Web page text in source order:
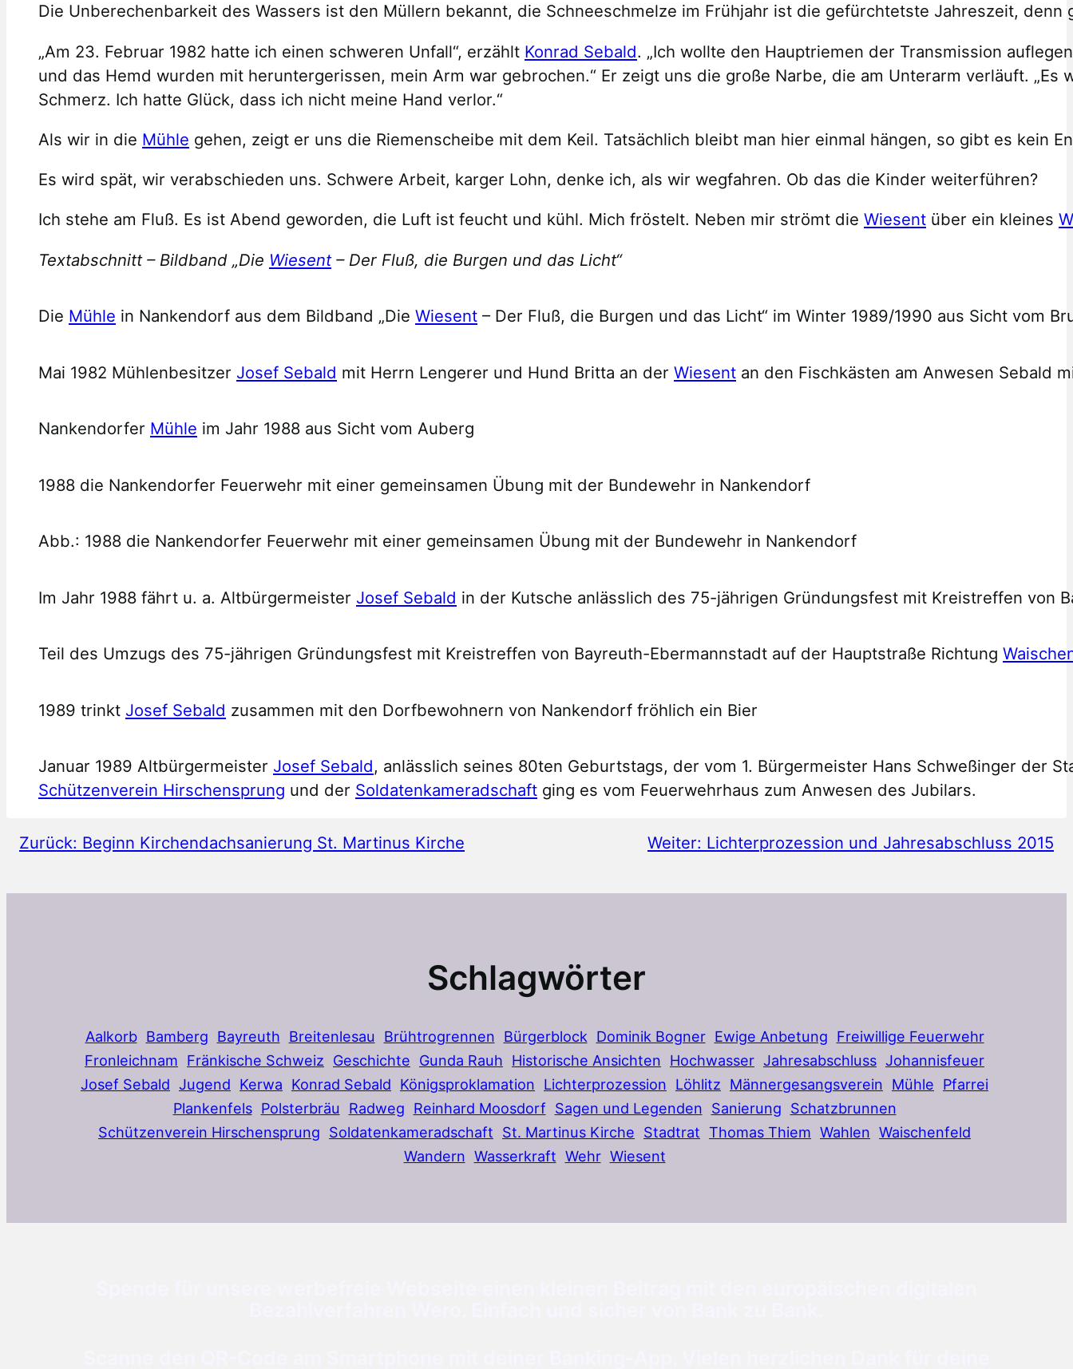
Die Unberechenbarkeit des Wassers ist den Müllern bekannt, die Schneeschmelze im Frühjahr ist die gefürchtetste Jahreszeit,
„Am 23. Februar 1982 hatte ich einen schweren Unfall“, erzählt Konrad Sebald. „Ich wollte den Hauptriemen der Transmission
und das Hemd wurden mit heruntergerissen, mein Arm war gebrochen.“ Er zeigt uns die große Narbe, die am Unterarm verläuft.
Schmerz. Ich hatte Glück, dass ich nicht meine Hand verlor.“
Als wir in die Mühle gehen, zeigt er uns die Riemenscheibe mit dem Keil. Tatsächlich bleibt man hier einmal hängen, so gibt es kein
Es wird spät, wir verabschieden uns. Schwere Arbeit, karger Lohn, denke ich, als wir wegfahren. Ob das die Kinder weiterführen?
Ich stehe am Fluß. Es ist Abend geworden, die Luft ist feucht und kühl. Mich fröstelt. Neben mir strömt die Wiesent über ein kleines
Textabschnitt – Bildband „Die Wiesent– Der Fluß, die Burgen und das Licht“
Die Mühle in Nankendorf aus dem Bildband „Die Wiesent – Der Fluß, die Burgen und das Licht“ im Winter 1989/1990 aus Sicht vom
Mai 1982 Mühlenbesitzer Josef Sebald mit Herrn Lengerer und Hund Britta an der Wiesent an den Fischkästen am Anwesen Sebald
Nankendorfer Mühle im Jahr 1988 aus Sicht vom Auberg
1988 die Nankendorfer Feuerwehr mit einer gemeinsamen Übung mit der Bundewehr in Nankendorf
Abb.: 1988 die Nankendorfer Feuerwehr mit einer gemeinsamen Übung mit der Bundewehr in Nankendorf
Im Jahr 1988 fährt u. a. Altbürgermeister Josef Sebald in der Kutsche anlässlich des 75-jährigen Gründungsfest mit Kreistreffen von
Teil des Umzugs des 75-jährigen Gründungsfest mit Kreistreffen von Bayreuth-Ebermannstadt auf der Hauptstraße Richtung
1989 trinkt Josef Sebald zusammen mit den Dorfbewohnern von Nankendorf fröhlich ein Bier
Januar 1989 Altbürgermeister Josef Sebald, anlässlich seines 80ten Geburtstags, der vom 1. Bürgermeister Hans Schweßinger der
Schützenverein Hirschensprung und der Soldatenkameradschaft ging es vom Feuerwehrhaus zum Anwesen des Jubilars.
Zurück: Beginn Kirchendachsanierung St. Martinus Kirche Weiter: Lichterprozession und Jahresabschluss 2015
Schlagwörter
Aalkorb Bamberg Bayreuth Breitenlesau Brühtrogrennen Bürgerblock Dominik Bogner Ewige Anbetung Freiwillige Feuerwehr
Fronleichnam Fränkische Schweiz Geschichte Gunda Rauh Historische Ansichten Hochwasser Jahresabschluss Johannisfeuer
Josef Sebald Jugend Kerwa Konrad Sebald Königsproklamation Lichterprozession Löhlitz Männergesangsverein Mühle Pfarrei
Plankenfels Polsterbräu Radweg Reinhard Moosdorf Sagen und Legenden Sanierung Schatzbrunnen
Schützenverein Hirschensprung Soldatenkameradschaft St. Martinus Kirche Stadtrat Thomas Thiem Wahlen Waischenfeld
Wandern Wasserkraft Wehr Wiesent